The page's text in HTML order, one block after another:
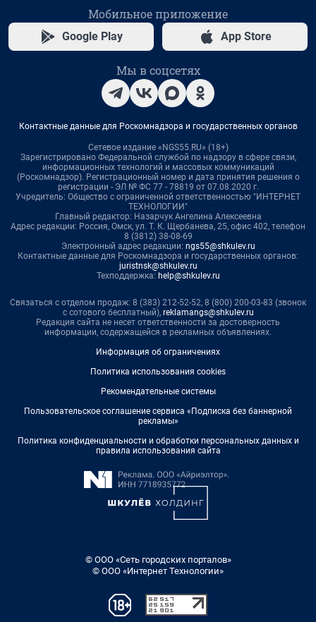
Мобильное приложение
Google Play App Store
Мы в соцсетях
Контактные данные для Роскомнадзора и государственных органов
Сетевое издание «NGS55.RU» (18+)
Зарегистрировано Федеральной службой по надзору в сфере связи,
информационных технологий и массовых коммуникаций
(Роскомнадзор). Регистрационный номер и дата принятия решения о
регистрации - ЭЛ № ФС 77 - 78819 от 07.08.2020 г.
Учредитель: Общество с ограниченной ответственностью "ИНТЕРНЕТ
ТЕХНОЛОГИИ"
Главный редактор: Назарчук Ангелина Алексеевна
Адрес редакции: Россия, Омск, ул. Т. К. Щербанева, 25, офис 402, телефон
8 (3812) 38-08-69
Электронный адрес редакции: ngs55@shkulev.ru
Контактные данные для Роскомнадзора и государственных органов:
juristnsk@shkulev.ru
Техподдержка: help@shkulev.ru
Связаться с отделом продаж: 8 (383) 212-52-52, 8 (800) 200-03-83 (звонок
с сотового бесплатный), reklamangs@shkulev.ru
Редакция сайта не несет ответственности за достоверность
информации, содержащейся в рекламных объявлениях.
Информация об ограничениях
Политика использования cookies
Рекомендательные системы
Пользовательское соглашение сервиса «Подписка без баннерной
рекламы»
Политика конфиденциальности и обработки персональных данных и
правила использования сайта
© ООО «Сеть городских порталов»
© ООО «Интернет Технологии»